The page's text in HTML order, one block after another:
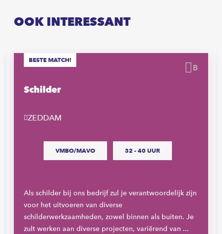
OOK INTERESSANT
Schilder
ZEDDAM
VMBO/MAVO 32 - 40 UUR
Als schilder bij ons bedrijf zul je verantwoordelijk zijn
voor het uitvoeren van diverse
schilderwerkzaamheden, zowel binnen als buiten. Je
zult werken aan diverse projecten, variërend van ...
BESTE MATCH!